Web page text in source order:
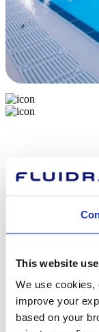
This website
We use cookies,
improve your
based on your
Sobre Fluidra
Sostenibilitat
Treballa amb
Sala de premsa